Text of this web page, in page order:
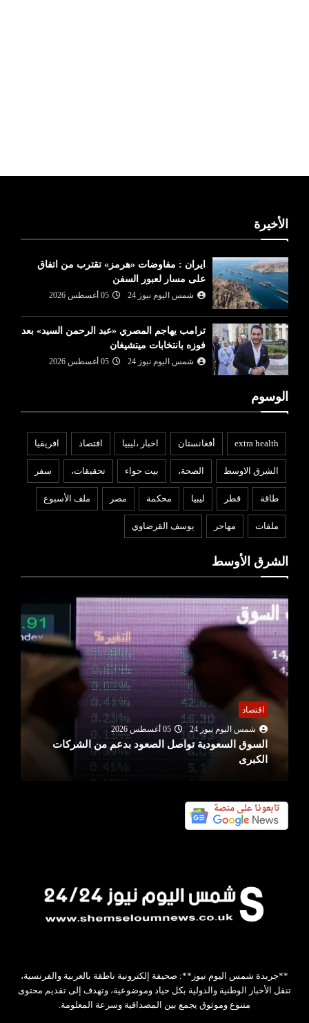
الأخيرة
ايران : مفاوضات «هرمز» تقترب من اتفاق
على مسار لعبور السفن
شمس اليوم نيوز 24 05 أغسطس 2026
ترامب يهاجم المصري «عبد الرحمن السيد» بعد
فوزه بانتخابات ميتشيغان
شمس اليوم نيوز 24 05 أغسطس 2026
الوسوم
extra health أفغانستان اخبار ،ليبيا افتصاد افريقيا
الشرق الاوسط الصحة، بيت حواء تحقيقات، سفر
طاقة قطر ليبيا محكمة مصر ملف الأسبوع
ملفات مهاجر يوسف القرضاوي
الشرق الأوسط
اقتصاد
شمس اليوم نيوز 24
05 أغسطس 2026
السوق السعودية تواصل الصعود بدعم من الشركات
الكبرى
**جريدة شمس اليوم نيوز**: صحيفة إلكترونية ناطقة بالعربية والفرنسية،
تنقل الأخبار الوطنية والدولية بكل حياد وموضوعية، وتهدف إلى تقديم محتوى
متنوع وموثوق يجمع بين المصداقية وسرعة المعلومة.